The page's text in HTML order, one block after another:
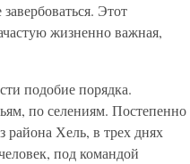
Этот
жизненно важная,
подобие порядка.
по селениям. Постепенно
района Хель, в трех днях
под командой